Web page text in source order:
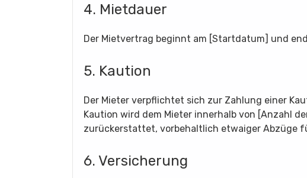
4. Mietdauer
Der Mietvertrag beginnt am [Startdatum] und
5. Kaution
Der Mieter verpflichtet sich zur Zahlung einer
Kaution wird dem Mieter innerhalb von [Anzahl
zurückerstattet, vorbehaltlich etwaiger Abzüge
6. Versicherung